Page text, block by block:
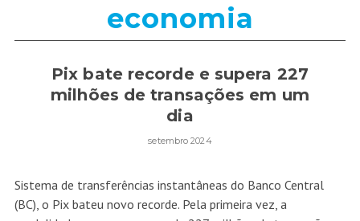
economia
Pix bate recorde e supera 227
milhões de transações em um
dia
setembro 2024
Sistema de transferências instantâneas do Banco Central
(BC), o Pix bateu novo recorde. Pela primeira vez, a